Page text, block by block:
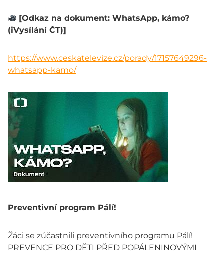
[Odkaz na dokument: WhatsApp, kámo?
(iVysílání ČT)]
https://www.ceskatelevize.cz/porady/17157649296-
whatsapp-kamo/
Preventivní program Pálí!
Žáci se zúčastnili preventivního programu Pálí!
PREVENCE PRO DĚTI PŘED POPÁLENINOVÝMI